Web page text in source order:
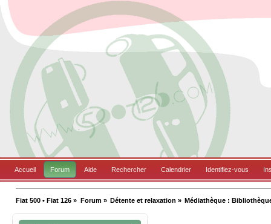
Accueil Forum Aide Rechercher Calendrier Identifiez-vous
Fiat 500 • Fiat 126 » Forum» Détente et relaxation » Médiathèque :